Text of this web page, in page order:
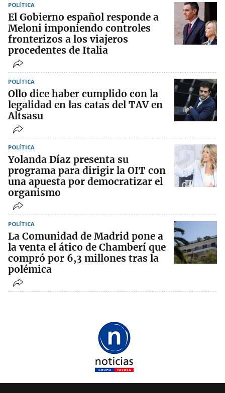
POLÍTICA
El Gobierno español responde a
Meloni imponiendo controles
fronterizos a los viajeros
procedentes de Italia
POLÍTICA
Ollo dice haber cumplido con la
legalidad en las catas del TAV en
Altsasu
POLÍTICA
Yolanda Díaz presenta su
programa para dirigir la OIT con
una apuesta por democratizar el
organismo
POLÍTICA
La Comunidad de Madrid pone a
la venta el ático de Chamberí que
compró por 6,3 millones tras la
polémica